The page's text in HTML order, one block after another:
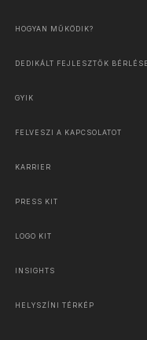
HOGYAN MŰKÖDIK?
DEDIKÁLT FEJLESZTŐK
GYIK
FELVESZI A KAPCSOLATOT
KARRIER
PRESS KIT
LOGO KIT
INSIGHTS
HELYSZÍNI TÉRKÉP